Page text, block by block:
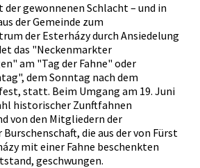
der gewonnenen Schlacht – und in
der Gemeinde zum
der Esterházy durch Ansiedelung
das "Neckenmarkter
am "Tag der Fahne" oder
dem Sonntag nach dem
statt. Beim Umgang am 19. Juni
historischer Zunftfahnen
von den Mitgliedern der
die aus der von Fürst
mit einer Fahne beschenkten
geschwungen.